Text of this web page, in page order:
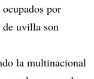
por
de uvilla son
la multinacional